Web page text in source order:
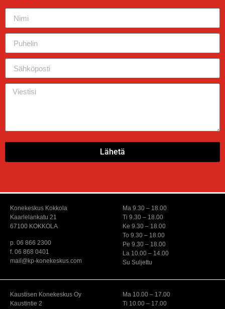
Lähetä
Konekeskus Kokkola
Kaarlelankatu 21
67100 KOKKOLA
p. 06 866 2300
f. 06 868 0401
mail@kp-konekeskus.com
Ma 9.30 – 18.00
Ti 9.30 – 18.00
Ke 9.30 – 18.00
To 9.30 – 18.00
Pe 9.30 – 18.00
La 10.00 – 14.00
Su Suljettu
Kaustisen Konekeskus Oy
Kaustintie 2
Ma 10.00 – 17.00
Ti 10.00 – 17.00